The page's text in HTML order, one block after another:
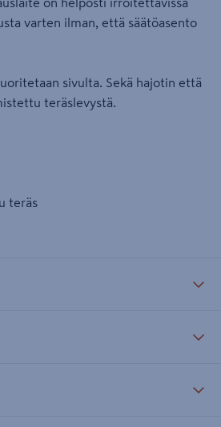
varten ilman, että säätöasento
sivulta. Sekä hajotin että
teräslevystä.
teräs